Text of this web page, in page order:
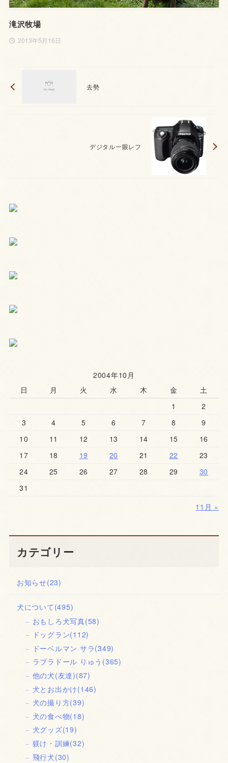
滝沢牧場
2013年5月16日
去勢
デジタル一眼レフ
2004年10月
日
月 火 水 木 金
土
1
2
3
4 5 6 7 8
9
10
11 12 13 14 15
16
17
18 19 20 21 22
23
24
25 26 27 28 29
30
31
11月 »
カテゴリー
お知らせ(23)
犬について (495)
おもしろ犬写真(58)
ドッグラン(112)
ドーベルマン サラ(349)
ラブラドール りゅう (365)
他の犬(友達)(87)
犬とお出かけ(146)
犬の撮り方(39)
犬の食べ物(18)
犬グッズ(19)
躾け・訓練(32)
飛行犬(30)